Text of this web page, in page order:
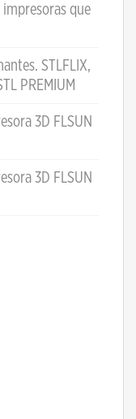
impresoras que
STLFLIX,
PREMIUM
3D FLSUN
3D FLSUN